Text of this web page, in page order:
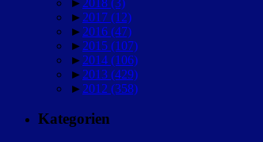
► 2017 (12)
► 2016 (47)
► 2015 (107)
► 2014 (106)
► 2013 (429)
► 2012 (358)
Kategorien